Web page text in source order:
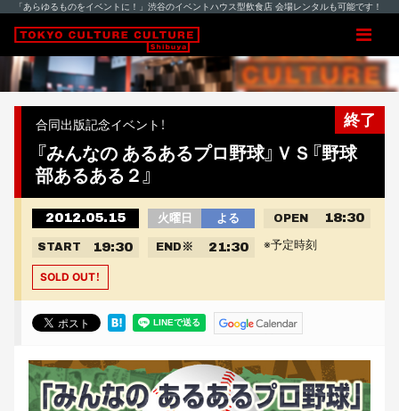
「あらゆるものをイベントに！」渋谷のイベントハウス型飲食店 会場レンタルも可能です！
終了
合同出版記念イベント！
『みんなの あるあるプロ野球』ＶＳ『野球
部あるある２』
2012.05.15 火曜日 よる OPEN 18:30
START 19:30 END ※ 21:30 ※予定時刻
SOLD OUT！